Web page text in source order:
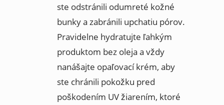
ste odstránili odumreté kožné
bunky a zabránili upchatiu pórov.
Pravidelne hydratujte ľahkým
produktom bez oleja a vždy
nanášajte opaľovací krém, aby
ste chránili pokožku pred
poškodením UV žiarením, ktoré